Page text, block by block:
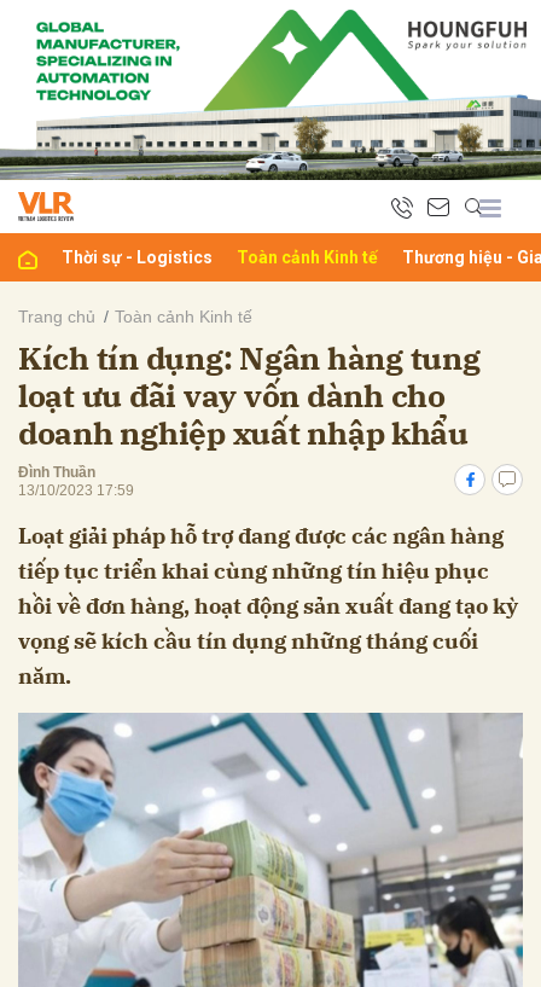
Thời sự - Logistics Toàn cảnh Kinh tế Thương hiệu -
Trang chủ Toàn cảnh Kinh tế
Kích tín dụng: Ngân hàng tung
loạt ưu đãi vay vốn dành cho
doanh nghiệp xuất nhập khẩu
Đình Thuần
13/10/2023 17:59
Loạt giải pháp hỗ trợ đang được các ngân hàng
tiếp tục triển khai cùng những tín hiệu phục
hồi về đơn hàng, hoạt động sản xuất đang tạo kỳ
vọng sẽ kích cầu tín dụng những tháng cuối
năm.
luận
Hủy